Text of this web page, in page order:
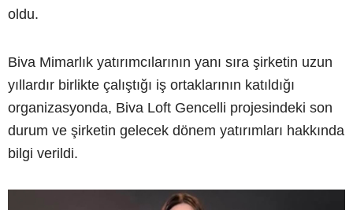
oldu.
Biva Mimarlık yatırımcılarının yanı sıra şirketin uzun
yıllardır birlikte çalıştığı iş ortaklarının katıldığı
organizasyonda, Biva Loft Gencelli projesindeki son
durum ve şirketin gelecek dönem yatırımları hakkında
bilgi verildi.